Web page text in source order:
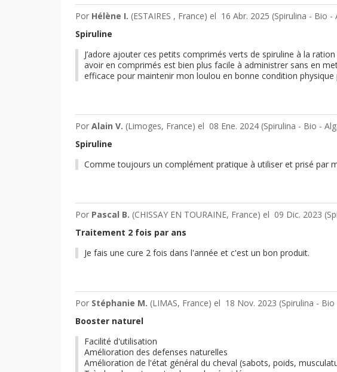
Por Hélène I. (ESTAIRES , France) el 16 Abr. 2025 (Spirulina - Bio -
Spiruline
J’adore ajouter ces petits comprimés verts de spiruline à la
avoir en comprimés est bien plus facile à administrer sans en
efficace pour maintenir mon loulou en bonne condition physique
Por Alain V. (Limoges, France) el 08 Ene. 2024 (Spirulina - Bio -
Spiruline
Comme toujours un complément pratique à utiliser et prisé par
Por Pascal B. (CHISSAY EN TOURAINE, France) el 09 Dic. 2023 (
Traitement 2 fois par ans
Je fais une cure 2 fois dans l'année et c'est un bon produit.
Por Stéphanie M. (LIMAS, France) el 18 Nov. 2023 (Spirulina -
Booster naturel
Facilité d'utilisation
Amélioration des defenses naturelles
Amélioration de l'état général du cheval (sabots, poids,